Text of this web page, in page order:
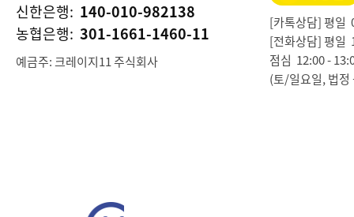
신한은행: 140-010-982138
농협은행: 301-1661-1460-11
예금주: 크레이지11 주식회사
[카톡상담] 평일
[전화상담] 평일
점심 12:00 -
(토/일요일, 법정